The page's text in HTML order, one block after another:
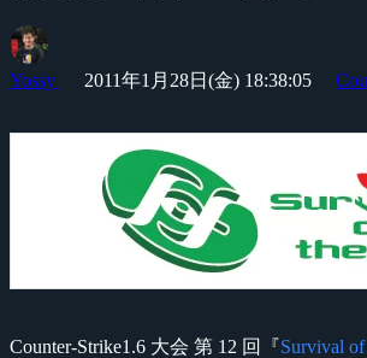
Yossy 2011年1月28日(金) 18:38:05
Counter-Strike1.6 大会 第 12 回『Survival